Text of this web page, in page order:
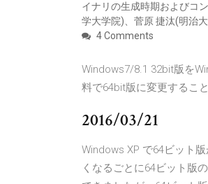
イナリの生成時期およびコ
学大学院)、菅原 捷汰(明治
4 Comments
Windows7/8.1 32bit版を
料で64bit版に変更するこ
2016/03/21
Windows XP で64ビット
くなるごとに64ビット版